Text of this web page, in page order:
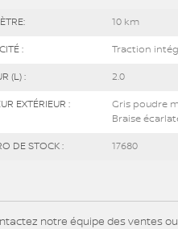
10 km
: Traction
(L) : 2.0
EXTÉRIEUR :
Gris poudre
Braise
DE STOCK : 17680
notre équipe des ventes